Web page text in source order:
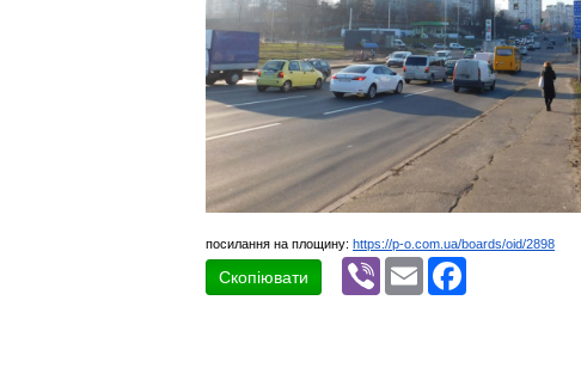
посилання на площину: https://p-o.com.ua/boards/oid/2898
Скопіювати
Viber Email